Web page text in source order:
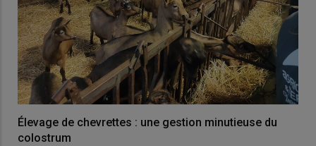
Élevage de chevrettes : une gestion minutieuse du
colostrum